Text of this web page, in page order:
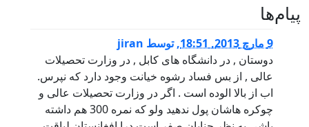
پيام‌ها
9 مارچ 2013, 18:51 ,توسط jiran
دوستان , در دانشگاه های کابل , در وزارت تحصیلات
عالی , از بس فساد رشوه خیانت وجود دارد که نپرس.
اب از بالا الوده است . اگر در وزارت تحصیلات عالی و
چوکره هاشان پول ندهید ولو که نمره 300 هم داشته